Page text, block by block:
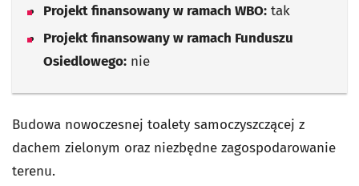
Projekt finansowany w ramach WBO: tak
Projekt finansowany w ramach Funduszu
Osiedlowego: nie
Budowa nowoczesnej toalety samoczyszczącej z
dachem zielonym oraz niezbędne zagospodarowanie
terenu.